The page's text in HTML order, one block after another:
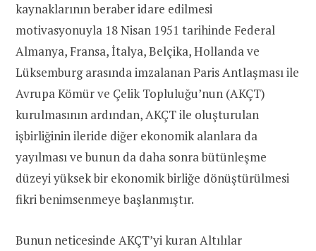
kaynaklarının beraber idare edilmesi
motivasyonuyla 18 Nisan 1951 tarihinde Federal
Almanya, Fransa, İtalya, Belçika, Hollanda ve
Lüksemburg arasında imzalanan Paris Antlaşması ile
Avrupa Kömür ve Çelik Topluluğu’nun (AKÇT)
kurulmasının ardından, AKÇT ile oluşturulan
işbirliğinin ileride diğer ekonomik alanlara da
yayılması ve bunun da daha sonra bütünleşme
düzeyi yüksek bir ekonomik birliğe dönüştürülmesi
fikri benimsenmeye başlanmıştır.
Bunun neticesinde AKÇT’yi kuran Altılılar